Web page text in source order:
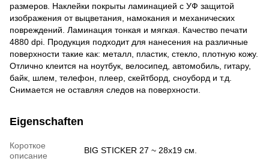
размеров. Наклейки покрыты ламинацией с УФ защитой
изображения от выцветания, намокания и механических
повреждений. Ламинация тонкая и мягкая. Качество печати
4880 dpi. Продукция подходит для нанесения на различные
поверхности такие как: металл, пластик, стекло, плотную кожу.
Отлично клеится на ноутбук, велосипед, автомобиль, гитару,
байк, шлем, телефон, плеер, скейтборд, сноуборд и т.д.
Снимается не оставляя следов на поверхности.
Eigenschaften
Короткое
описание
BIG STICKER 27 ~ 28х19 см.